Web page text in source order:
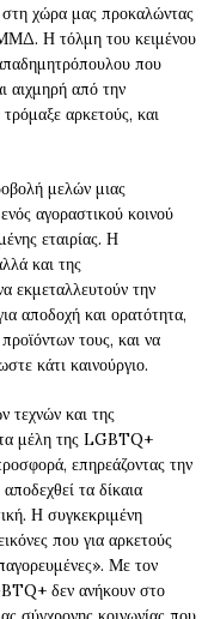
χώρα μας προκαλώντας
ΜΜΔ. Η τόλμη του κειμένου
που
αιχμηρή από την
αρκετούς, και
μελών μιας
αγοραστικού κοινού
εταιρίας. Η
και της
εκμεταλλευτούν την
αποδοχή και ορατότητα,
τους, και να
κάτι καινούργιο.
τεχνών και της
μέλη της LGBTQ+
επηρεάζοντας την
τα δίκαια
Η συγκεκριμένη
που για αρκετούς
Με τον
δεν ανήκουν στο